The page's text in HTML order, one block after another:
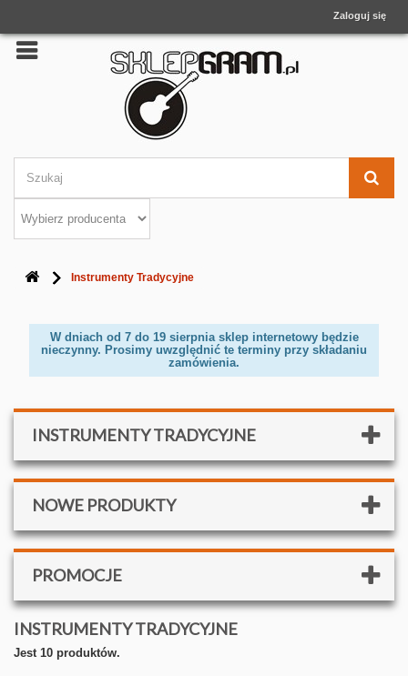
Zaloguj się
Instrumenty Tradycyjne
W dniach od 7 do 19 sierpnia sklep internetowy będzie
nieczynny. Prosimy uwzględnić te terminy przy składaniu
zamówienia.
INSTRUMENTY TRADYCYJNE
NOWE PRODUKTY
PROMOCJE
INSTRUMENTY TRADYCYJNE
Jest 10 produktów.